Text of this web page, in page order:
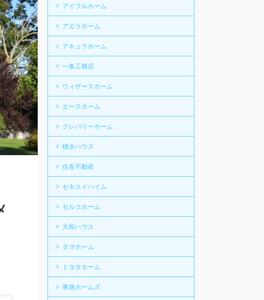
アイフルホーム
アエラホーム
アキュラホーム
一条工務店
ウィザースホーム
エースホーム
クレバリーホーム
積水ハウス
住友不動産
セキスイハイム
セルコホーム
大和ハウス
タマホーム
トヨタホーム
東急ホームズ